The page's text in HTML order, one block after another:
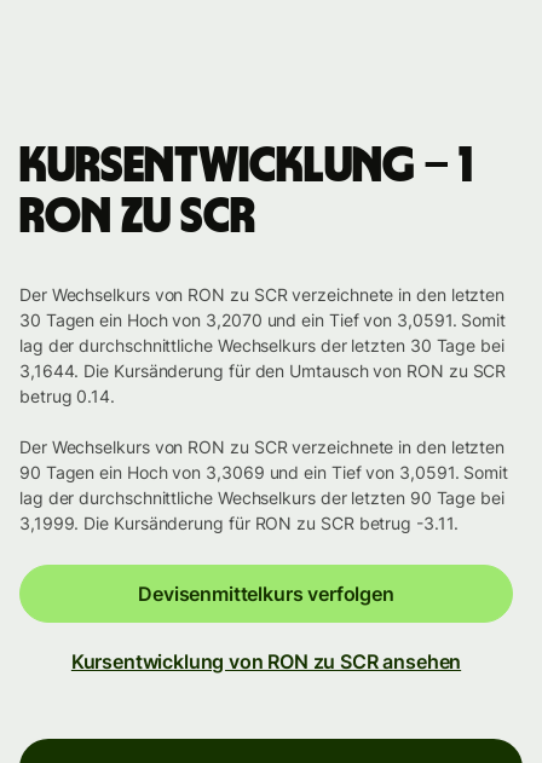
Kursentwicklung – 1
RON zu SCR
Der Wechselkurs von RON zu SCR verzeichnete in den letzten
30 Tagen ein Hoch von 3,2070 und ein Tief von 3,0591. Somit
lag der durchschnittliche Wechselkurs der letzten 30 Tage bei
3,1644. Die Kursänderung für den Umtausch von RON zu SCR
betrug 0.14.
Der Wechselkurs von RON zu SCR verzeichnete in den letzten
90 Tagen ein Hoch von 3,3069 und ein Tief von 3,0591. Somit
lag der durchschnittliche Wechselkurs der letzten 90 Tage bei
3,1999. Die Kursänderung für RON zu SCR betrug -3.11.
Devisenmittelkurs verfolgen
Kursentwicklung von RON zu SCR ansehen